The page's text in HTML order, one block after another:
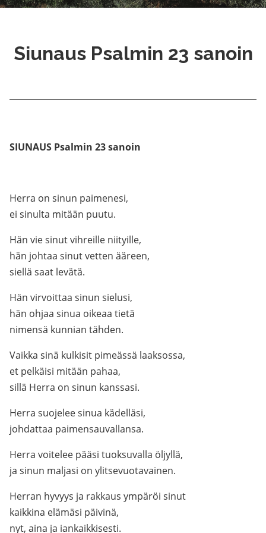
Siunaus Psalmin 23 sanoin
SIUNAUS Psalmin 23sanoin
Herra on sinun paimenesi,
ei sinulta mitään puutu.
Hän vie sinut vihreille niityille,
hän johtaa sinut vetten ääreen,
siellä saat levätä.
Hän virvoittaa sinun sielusi,
hän ohjaa sinua oikeaa tietä
nimensä kunnian tähden.
Vaikka sinä kulkisit pimeässä laaksossa,
et pelkäisi mitään pahaa,
sillä Herra on sinun kanssasi.
Herra suojelee sinua kädelläsi,
johdattaa paimensauvallansa.
Herra voitelee pääsi tuoksuvalla öljyllä,
ja sinun maljasi on ylitsevuotavainen.
Herran hyvyys ja rakkaus ympäröi sinut
kaikkina elämäsi päivinä,
nyt, aina ja iankaikkisesti.